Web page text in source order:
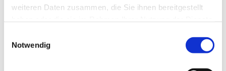
weiteren Daten zusammen, die Sie ihnen bereitgestellt
Notwendig